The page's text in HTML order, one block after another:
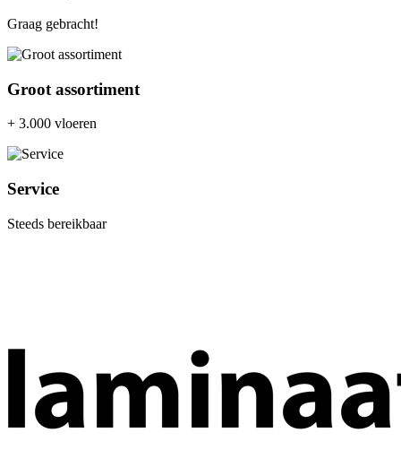
Graag gebracht!
Groot assortiment
+ 3.000 vloeren
Service
Steeds bereikbaar